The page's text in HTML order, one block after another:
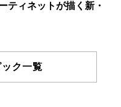
ィネットが描く新・
ク一覧